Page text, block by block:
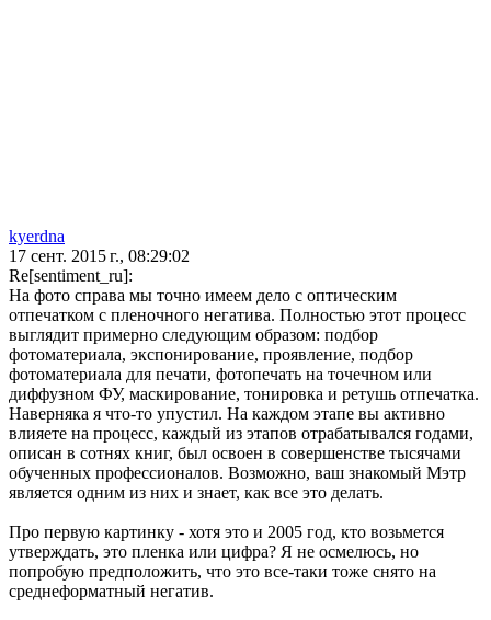
kyerdna
17 сент. 2015 г., 08:29:02
Re[sentiment_ru]:
На фото справа мы точно имеем дело с оптическим
отпечатком с пленочного негатива. Полностью этот процесс
выглядит примерно следующим образом: подбор
фотоматериала, экспонирование, проявление, подбор
фотоматериала для печати, фотопечать на точечном или
диффузном ФУ, маскирование, тонировка и ретушь отпечатка.
Наверняка я что-то упустил. На каждом этапе вы активно
влияете на процесс, каждый из этапов отрабатывался годами,
описан в сотнях книг, был освоен в совершенстве тысячами
обученных профессионалов. Возможно, ваш знакомый Мэтр
является одним из них и знает, как все это делать.
Про первую картинку - хотя это и 2005 год, кто возьмется
утверждать, это пленка или цифра? Я не осмелюсь, но
попробую предположить, что это все-таки тоже снято на
среднеформатный негатив.